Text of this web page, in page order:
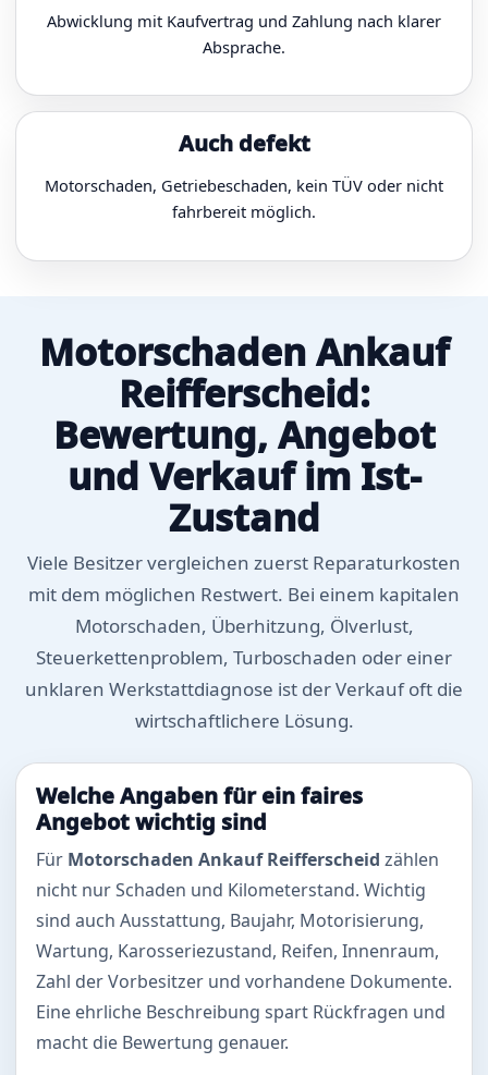
Abwicklung mit Kaufvertrag und Zahlung nach klarer
Absprache.
Auch defekt
Motorschaden, Getriebeschaden, kein TÜV oder nicht
fahrbereit möglich.
Motorschaden Ankauf
Reifferscheid:
Bewertung, Angebot
und Verkauf im Ist-
Zustand
Viele Besitzer vergleichen zuerst Reparaturkosten
mit dem möglichen Restwert. Bei einem kapitalen
Motorschaden, Überhitzung, Ölverlust,
Steuerkettenproblem, Turboschaden oder einer
unklaren Werkstattdiagnose ist der Verkauf oft die
wirtschaftlichere Lösung.
Welche Angaben für ein faires
Angebot wichtig sind
Für Motorschaden Ankauf Reifferscheid zählen
nicht nur Schaden und Kilometerstand. Wichtig
sind auch Ausstattung, Baujahr, Motorisierung,
Wartung, Karosseriezustand, Reifen, Innenraum,
Zahl der Vorbesitzer und vorhandene Dokumente.
Eine ehrliche Beschreibung spart Rückfragen und
macht die Bewertung genauer.